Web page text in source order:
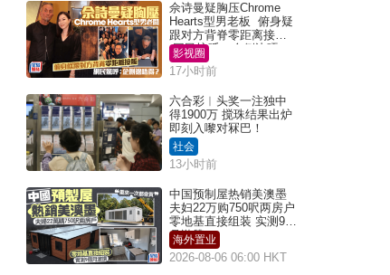
佘诗曼疑胸压Chrome
Hearts型男老板 俯身疑
跟对方背脊零距离接触
网民惊呼：企侧边唔
得？
影视圈
17小时前
六合彩︱头奖一注独中
得1900万 搅珠结果出炉
即刻入嚟对冧巴！
社会
13小时前
中国预制屋热销美澳墨
夫妇22万购750呎两房户
零地基直接组装 实测9个
月激赞
海外置业
2026-08-06 06:00 HKT